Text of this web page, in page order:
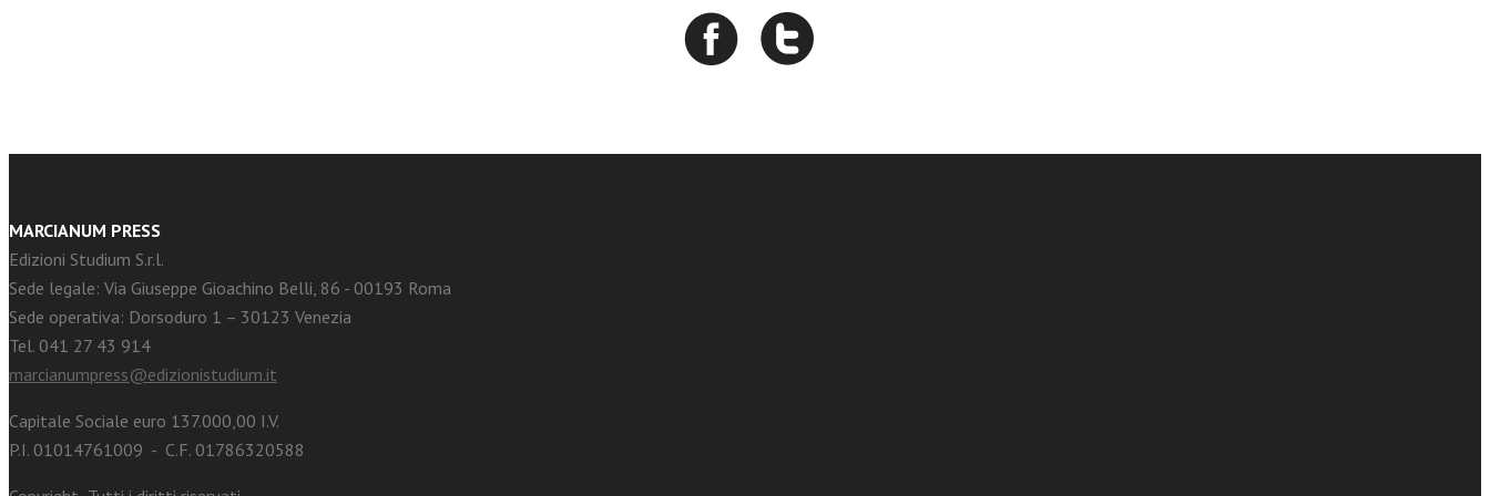
MARCIANUM PRESS
Edizioni Studium S.r.l.
Sede legale: Via Giuseppe Gioachino Belli, 86 - 00193 Roma
Sede operativa: Dorsoduro 1 – 30123 Venezia
Tel. 041 27 43 914
marcianumpress@edizionistudium.it
Capitale Sociale euro 137.000,00 I.V.
P.I. 01014761009 - C.F. 01786320588